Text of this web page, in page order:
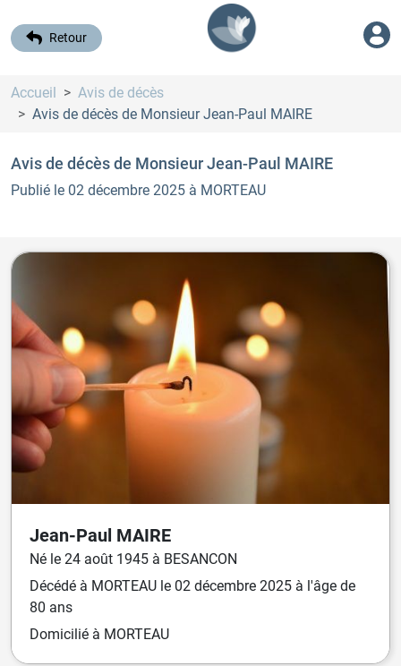
Retour
Accueil
Avis de décès
Avis de décès de Monsieur Jean-Paul MAIRE
Avis de décès de Monsieur Jean-Paul MAIRE
Publié le 02 décembre 2025 à MORTEAU
Jean-Paul MAIRE
Né le 24 août 1945 à BESANCON
Décédé à MORTEAU le 02 décembre 2025 à l'âge de
80 ans
Domicilié à MORTEAU